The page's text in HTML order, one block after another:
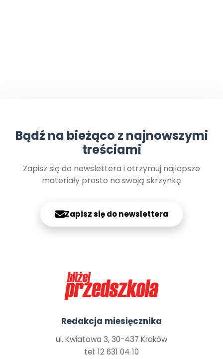
Bądź na bieżąco z najnowszymi
treściami
Zapisz się do newslettera i otrzymuj najlepsze
materiały prosto na swoją skrzynkę
Zapisz się do newslettera
Redakcja miesięcznika
ul. Kwiatowa 3, 30-437 Kraków
tel: 12 631 04 10